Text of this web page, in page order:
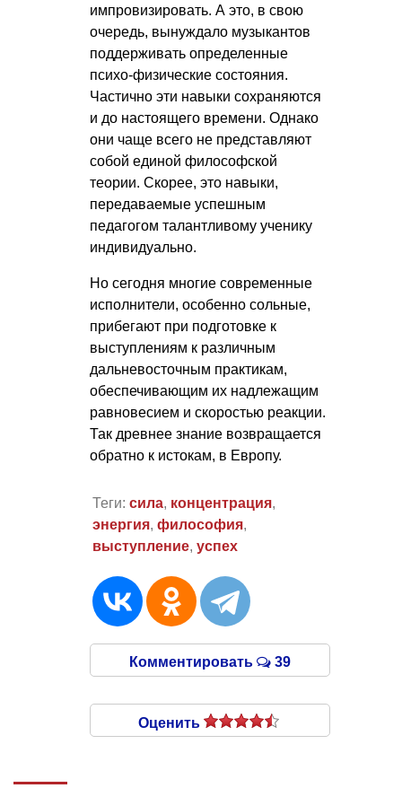
импровизировать. А это, в свою
очередь, вынуждало музыкантов
поддерживать определенные
психо-физические состояния.
Частично эти навыки сохраняются
и до настоящего времени. Однако
они чаще всего не представляют
собой единой философской
теории. Скорее, это навыки,
передаваемые успешным
педагогом талантливому ученику
индивидуально.
Но сегодня многие современные
исполнители, особенно сольные,
прибегают при подготовке к
выступлениям к различным
дальневосточным практикам,
обеспечивающим их надлежащим
равновесием и скоростью реакции.
Так древнее знание возвращается
обратно к истокам, в Европу.
Теги: сила, концентрация,
энергия, философия,
выступление, успех
Комментировать 39
Оценить